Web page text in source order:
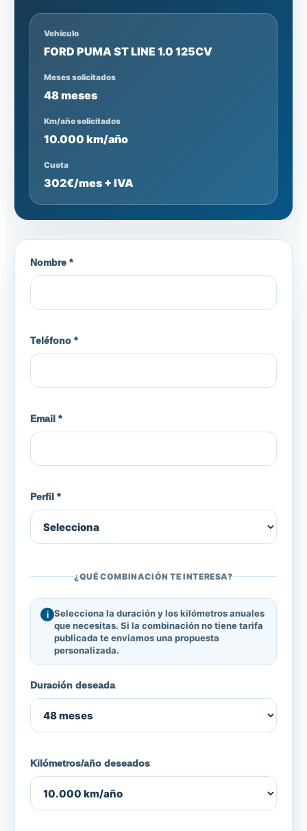
Vehículo
FORD PUMA ST LINE 1.0 125CV
Meses solicitados
48 meses
Km/año solicitados
10.000 km/año
Cuota
302€/mes + IVA
Nombre *
Teléfono *
Email *
Perfil *
¿QUÉ COMBINACIÓN TE INTERESA?
Selecciona la duración y los kilómetros anuales
que necesitas. Si la combinación no tiene tarifa
publicada te enviamos una propuesta
personalizada.
Duración deseada
Kilómetros/año deseados